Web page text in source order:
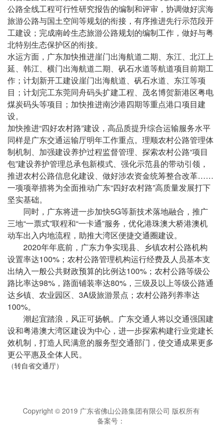
公路全线工程可行性研究报告的编制和评审，协调做好滨海
旅游公路与国土空间等规划的衔接，有序推进先行示范段开
工建设；完成南岭生态旅游公路规划的编制工作，做好与粤
北特别生态保护区的衔接。
水运方面，广东加快推进崖门出海航道二期、东江、北江上
延、韩江、横门出海航道二期、矾石水道等航道项目前期工
作；计划新开工建设崖门出海航道、矾石水道、东江等项
目；计划完工东莞同舟码头扩建工程、茂名博贺新港区粤电
煤炭码头等项目；加快推进南沙港四期等重点港口项目建
设。
加快推进“四好农村路”建设，高品质提升综合运输服务水平
同样是广东交通运输厅明年工作重点。理顺农村公路管理体
制机制、加强建设养护过程监督管理、探索农村公路“项目
包”建设养护管理总承包新模式、强化示范县的带动引领，
推进农村公路信息化建设、做好涉农资金统筹整合改革……
一项项举措将为全面推动广东“四好农村路”高质量发展打下
坚实基础。
同时，广东将进一步加快5G等新技术落地融合，推广
三地“一票式”联程和“一卡通”服务，优化港珠澳大桥港澳机
动车出入内地流程，助推大湾区便捷交通圈建设。
2020年年底前，广东力争实现县、乡镇农村公路机构
设置率达100%；农村公路管理机构运行经费及人员基本支
出纳入一般公共财政预算的比例达100%；农村公路等级公
路比率达98%，路面铺装率达80%，三级及以上等级公路通
达乡镇、农业园区、3A级旅游景点；农村公路列养率达
100%。
潮起宜踏浪，风正可扬帆。广东交通人将以交通强国建
设和粤港澳大湾区建设为中心，进一步探索构建行业党建长
效机制，打造人民满意的服务型交通部门，使交通成果更多
更公平惠及全体人民。
（转自省交通厅）
Copyright © 2019 广东省佛山公路集团有限公司 版权所有
备案号：